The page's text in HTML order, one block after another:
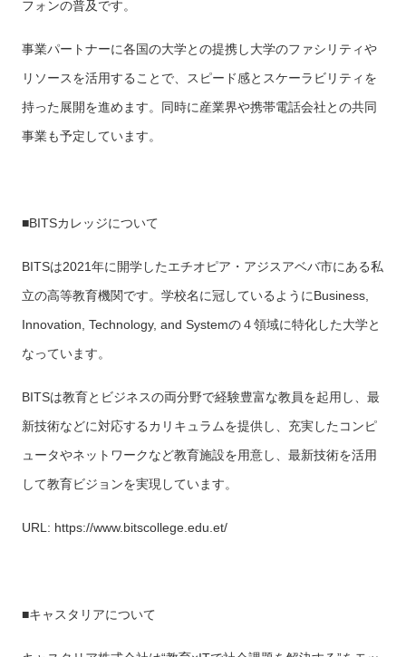
フォンの普及です。
事業パートナーに各国の大学との提携し大学のファシリティや
リソースを活用することで、スピード感とスケーラビリティを
持った展開を進めます。同時に産業界や携帯電話会社との共同
事業も予定しています。
■BITSカレッジについて
BITSは2021年に開学したエチオピア・アジスアベバ市にある私
立の高等教育機関です。学校名に冠しているようにBusiness,
Innovation, Technology, and Systemの４領域に特化した大学と
なっています。
BITSは教育とビジネスの両分野で経験豊富な教員を起用し、最
新技術などに対応するカリキュラムを提供し、充実したコンピ
ュータやネットワークなど教育施設を用意し、最新技術を活用
して教育ビジョンを実現しています。
URL: https://www.bitscollege.edu.et/
■キャスタリアについて